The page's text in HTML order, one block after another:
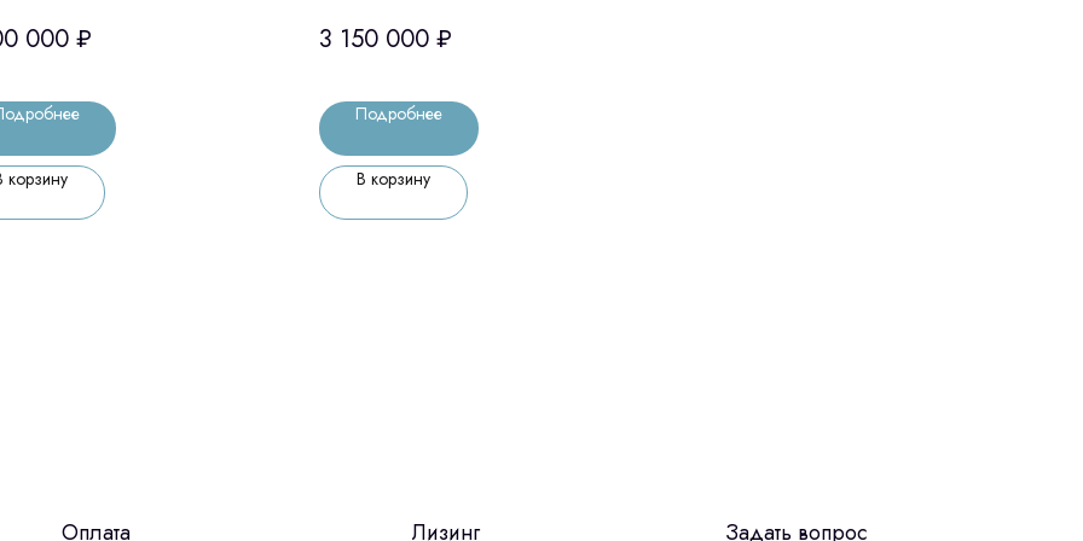
000 ₽
корзину
3 150 000 ₽
Подробнее
В корзину
Оплата Лизинг Задать вопрос